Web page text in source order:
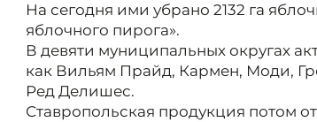
На сегодня ими убрано 2132 га
яблочного пирога».
В девяти муниципальных округах
как Вильям Прайд, Кармен, Моди,
Ред Делишес.
Ставропольская продукция потом